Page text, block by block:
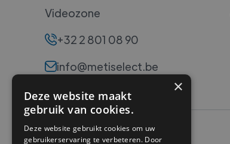
Videozone
+32 2 801 08 90
info@metiselect.be
×
Deze website maakt
gebruik van cookies.
Deze website gebruikt cookies om uw
gebruikerservaring te verbeteren. Door